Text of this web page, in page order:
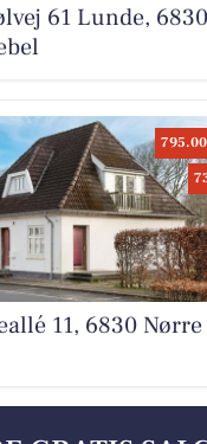
61 Lunde, 6830
11, 6830 Nørre